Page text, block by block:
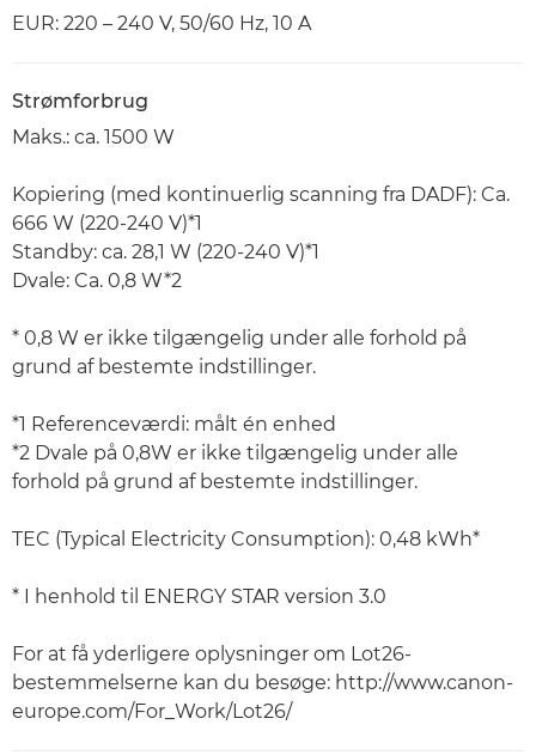
EUR: 220 – 240 V, 50/60 Hz, 10 A
Strømforbrug
Maks.: ca. 1500 W
Kopiering (med kontinuerlig scanning fra DADF): Ca.
666 W (220-240 V)*1
Standby: ca. 28,1 W (220-240 V)*1
Dvale: Ca. 0,8 W*2
* 0,8 W er ikke tilgængelig under alle forhold på
grund af bestemte indstillinger.
*1 Referenceværdi: målt én enhed
*2 Dvale på 0,8W er ikke tilgængelig under alle
forhold på grund af bestemte indstillinger.
TEC (Typical Electricity Consumption): 0,48 kWh*
* I henhold til ENERGY STAR version 3.0
For at få yderligere oplysninger om Lot26-
bestemmelserne kan du besøge: http://www.canon-
europe.com/For_Work/Lot26/